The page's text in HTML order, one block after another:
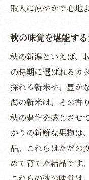
新潟の名
新潟の風
地域愛あ
新潟旅行
地域を旅
選ぶ楽しさを
新潟の多彩
贈り手も
選ぶ楽しさ
取人に涼やかで心地
秋の味覚を堪能す
秋の新潟といえば、
の時期に選ばれるカ
採れる新米や、豊か
潟の新米は、その香
秋の豊作を感じさせ
かりの新鮮な果物は
品。これらはただの
めて育てた結晶です